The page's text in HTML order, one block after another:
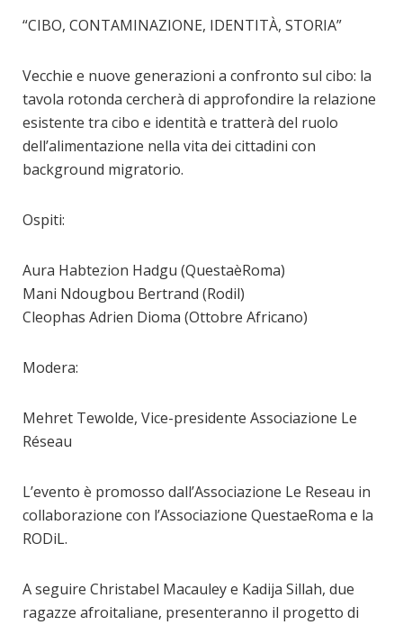
“CIBO, CONTAMINAZIONE, IDENTITÀ, STORIA”
Vecchie e nuove generazioni a confronto sul cibo: la
tavola rotonda cercherà di approfondire la relazione
esistente tra cibo e identità e tratterà del ruolo
dell’alimentazione nella vita dei cittadini con
background migratorio.
Ospiti:
Aura Habtezion Hadgu (QuestaèRoma)
Mani Ndougbou Bertrand (Rodil)
Cleophas Adrien Dioma (Ottobre Africano)
Modera:
Mehret Tewolde, Vice-presidente Associazione Le
Réseau
L’evento è promosso dall’Associazione Le Reseau in
collaborazione con l’Associazione QuestaeRoma e la
RODiL.
A seguire Christabel Macauley e Kadija Sillah, due
ragazze afroitaliane, presenteranno il progetto di